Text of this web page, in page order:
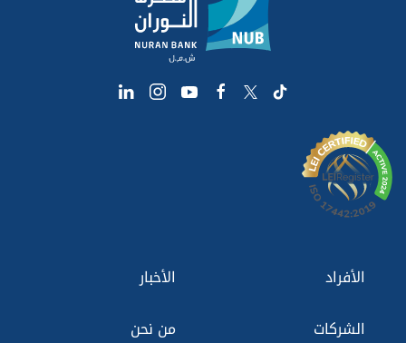
الأفراد
الأخبار
الشركات
من نحن